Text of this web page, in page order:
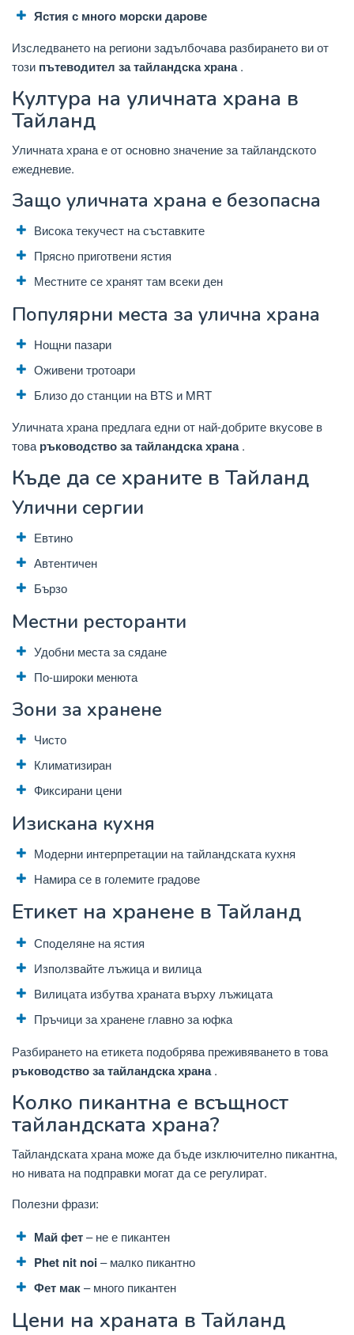
Ястия с много морски дарове
Изследването на региони задълбочава разбирането ви от
този пътеводител за тайландска храна.
Култура на уличната храна в
Тайланд
Уличната храна е от основно значение за тайландското
ежедневие.
Защо уличната храна е безопасна
Висока текучест на съставките
Прясно приготвени ястия
Местните се хранят там всеки ден
Популярни места за улична храна
Нощни пазари
Оживени тротоари
Близо до станции на BTS и MRT
Уличната храна предлага едни от най-добрите вкусове в
това ръководство за тайландска храна.
Къде да се храните в Тайланд
Улични сергии
Евтино
Автентичен
Бързо
Местни ресторанти
Удобни места за сядане
По-широки менюта
Зони за хранене
Чисто
Климатизиран
Фиксирани цени
Изискана кухня
Модерни интерпретации на тайландската кухня
Намира се в големите градове
Етикет на хранене в Тайланд
Споделяне на ястия
Използвайте лъжица и вилица
Вилицата избутва храната върху лъжицата
Пръчици за хранене главно за юфка
Разбирането на етикета подобрява преживяването в това
ръководство за тайландска храна.
Колко пикантна е всъщност
тайландската храна?
Тайландската храна може да бъде изключително пикантна,
но нивата на подправки могат да се регулират.
Полезни фрази:
Май фет– не е пикантен
Phet nit noi– малко пикантно
Фет мак– много пикантен
Цени на храната в Тайланд